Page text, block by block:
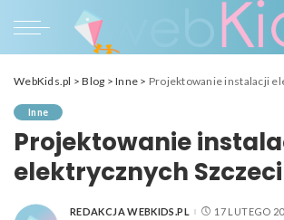
WebKids.pl >Blog >Inne > Projektowanie instalacji
Inne
Projektowanie
elektrycznych
POSTED
REDAKCJA WEBKIDS.PL 17 LUTEGO